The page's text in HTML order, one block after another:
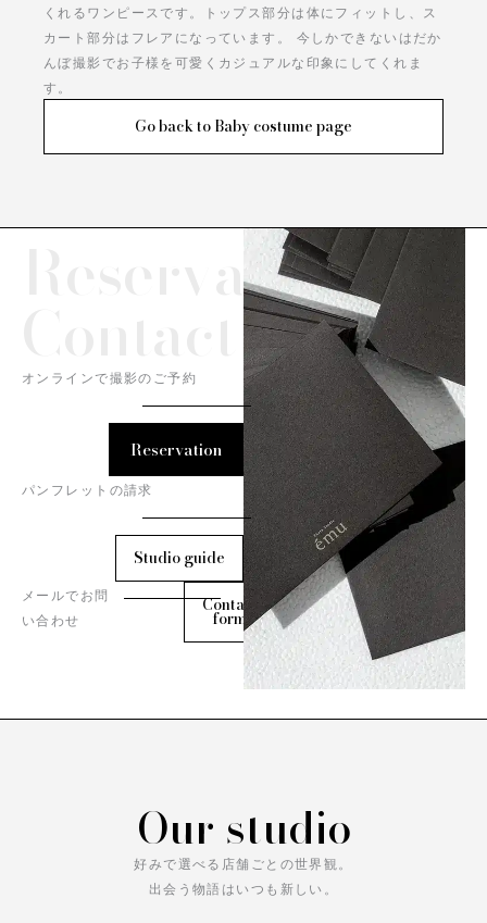
くれるワンピースです。トップス部分は体にフィットし、ス
カート部分はフレアになっています。 今しかできないはだか
んぼ撮影でお子様を可愛くカジュアルな印象にしてくれま
す。
Go back to Baby costume page
Reservation/
オンラインで撮影のご予約
Reservation
パンフレットの請求
Studio guide
メールでお問
い合わせ
Contact
form
Our studio
好みで選べる店舗ごとの世界観。
出会う物語はいつも新しい。